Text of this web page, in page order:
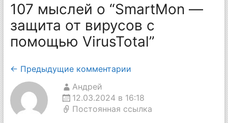
107 мыслей о “SmartMon —
защита от вирусов с
помощью VirusTotal”
Навигация
по
комментариям
← Предыдущие комментарии
Андрей
12.03.2024 в 16:18
Постоянная ссылка